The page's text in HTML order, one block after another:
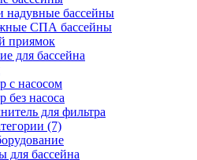
надувные бассейны
СПА бассейны
приямок
для бассейна
с насосом
без насоса
для фильтра
(7)
для бассейна